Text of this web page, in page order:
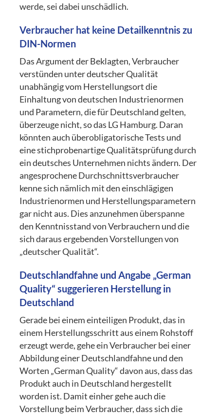
werde, sei dabei unschädlich.
Verbraucher hat keine Detailkenntnis zu
DIN-Normen
Das Argument der Beklagten, Verbraucher
verstünden unter deutscher Qualität
unabhängig vom Herstellungsort die
Einhaltung von deutschen Industrienormen
und Parametern, die für Deutschland gelten,
überzeuge nicht, so das LG Hamburg. Daran
könnten auch überobligatorische Tests und
eine stichprobenartige Qualitätsprüfung durch
ein deutsches Unternehmen nichts ändern. Der
angesprochene Durchschnittsverbraucher
kenne sich nämlich mit den einschlägigen
Industrienormen und Herstellungsparametern
gar nicht aus. Dies anzunehmen überspanne
den Kenntnisstand von Verbrauchern und die
sich daraus ergebenden Vorstellungen von
„deutscher Qualität“.
Deutschlandfahne und Angabe „German
Quality“ suggerieren Herstellung in
Deutschland
Gerade bei einem einteiligen Produkt, das in
einem Herstellungsschritt aus einem Rohstoff
erzeugt werde, gehe ein Verbraucher bei einer
Abbildung einer Deutschlandfahne und den
Worten „German Quality“ davon aus, dass das
Produkt auch in Deutschland hergestellt
worden ist. Damit einher gehe auch die
Vorstellung beim Verbraucher, dass sich die